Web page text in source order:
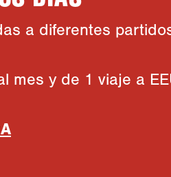
a diferentes
mes y de 1 viaje a